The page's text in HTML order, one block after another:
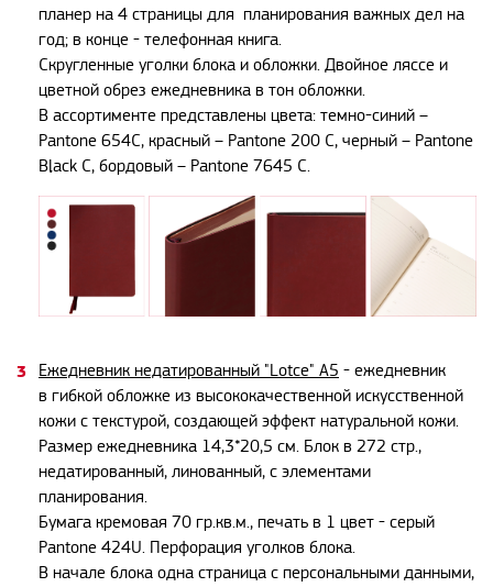
планер на 4 страницы для планирования важных дел на
год; в конце - телефонная книга.
Скругленные уголки блока и обложки. Двойное ляссе и
цветной обрез ежедневника в тон обложки.
В ассортименте представлены цвета: темно-синий –
Pantone 654C, красный – Pantone 200 C, черный – Pantone
Black C, бордовый – Pantone 7645 C.
Ежедневник недатированный "Lotce" A5 - ежедневник
в гибкой обложке из высококачественной искусственной
кожи с текстурой, создающей эффект натуральной кожи.
Размер ежедневника 14,3*20,5 см. Блок в 272 стр.,
недатированный, линованный, с элементами
планирования.
Бумага кремовая 70 гр.кв.м., печать в 1 цвет - серый
Pantone 424U. Перфорация уголков блока.
В начале блока одна страница с персональными данными,